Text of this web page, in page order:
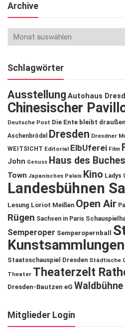
Archive
Schlagwörter
Ausstellung Autohaus
Chinesischer
Deutsche Post Die Ente bleibt draußen
Aschenbrödel
Dresden Dresdner
WEITSICHT Editorial ElbUferei Film
John Genuss Haus des Buches
Town Japanisches Palais Kino Ladys
Landesbühnen
Lesung Loriot Meißen Open Air
Rügen Sachsen in Paris
Semperoper Semperopernball
Staatsschauspiel Dresden Städtische
Theater Theaterzelt
Dresden-Bautzen eG Waldbühne
Mitglieder Login